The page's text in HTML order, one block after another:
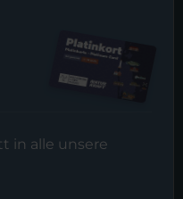
in alle unsere